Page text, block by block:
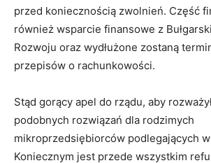
przed koniecznością zwolnień. Część
również wsparcie finansowe z
Rozwoju oraz wydłużone zostaną
przepisów o rachunkowości.
Stąd gorący apel do rządu, aby
podobnych rozwiązań dla rodzimych
mikroprzedsiębiorców podlegających
Koniecznym jest przede wszystkim